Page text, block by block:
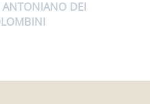
ANTONIANO DEI